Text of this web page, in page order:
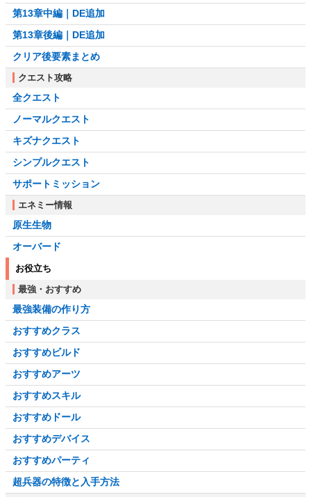
第13章中編｜DE追加
第13章後編｜DE追加
クリア後要素まとめ
クエスト攻略
全クエスト
ノーマルクエスト
キズナクエスト
シンプルクエスト
サポートミッション
エネミー情報
原生生物
オーバード
お役立ち
最強・おすすめ
最強装備の作り方
おすすめクラス
おすすめビルド
おすすめアーツ
おすすめスキル
おすすめドール
おすすめデバイス
おすすめパーティ
超兵器の特徴と入手方法